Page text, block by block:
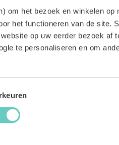
om het bezoek en winkelen op
het functioneren van de site.
op uw eerder bezoek af
te personaliseren en om